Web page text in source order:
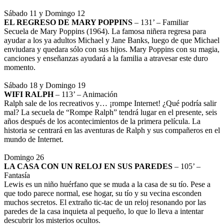
Sábado 11 y Domingo 12
EL REGRESO DE MARY POPPINS – 131’ – Familiar
Secuela de Mary Poppins (1964). La famosa niñera regresa para
ayudar a los ya adultos Michael y Jane Banks, luego de que Michael
enviudara y quedara sólo con sus hijos. Mary Poppins con su magia,
canciones y enseñanzas ayudará a la familia a atravesar este duro
momento.
Sábado 18 y Domingo 19
WIFI RALPH– 113’ – Animación
Ralph sale de los recreativos y… ¡rompe Internet! ¿Qué podría salir
mal? La secuela de “Rompe Ralph” tendrá lugar en el presente, seis
años después de los acontecimientos de la primera película. La
historia se centrará en las aventuras de Ralph y sus compañeros en el
mundo de Internet.
Domingo 26
LA CASA CON UN RELOJ EN SUS PAREDES – 105’ –
Fantasía
Lewis es un niño huérfano que se muda a la casa de su tío. Pese a
que todo parece normal, ese hogar, su tío y su vecina esconden
muchos secretos. El extraño tic-tac de un reloj resonando por las
paredes de la casa inquieta al pequeño, lo que lo lleva a intentar
descubrir los misterios ocultos.